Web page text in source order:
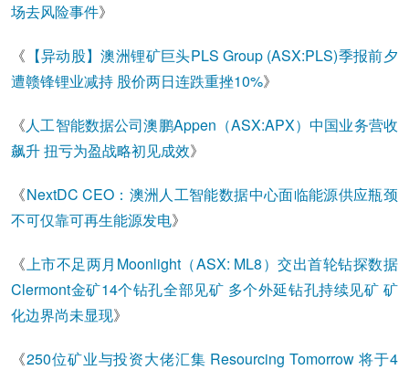
场去风险事件》
《 【异动股】澳洲锂矿巨头PLS Group (ASX:PLS)季报前夕
遭赣锋锂业减持 股价两日连跌重挫10%》
《人工智能数据公司澳鹏Appen（ASX:APX）中国业务营收
飙升 扭亏为盈战略初见成效》
《NextDC CEO：澳洲人工智能数据中心面临能源供应瓶颈
不可仅靠可再生能源发电》
《上市不足两月Moonlight（ASX: ML8）交出首轮钻探数据
Clermont金矿14个钻孔全部见矿 多个外延钻孔持续见矿 矿
化边界尚未显现》
《250位矿业与投资大佬汇集 Resourcing Tomorrow 将于4